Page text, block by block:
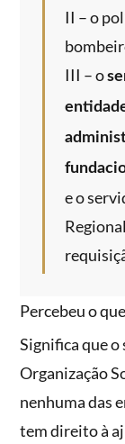
II – o
III – o
e o
Percebeu o
Significa que
Organização
nenhuma das
tem direito à